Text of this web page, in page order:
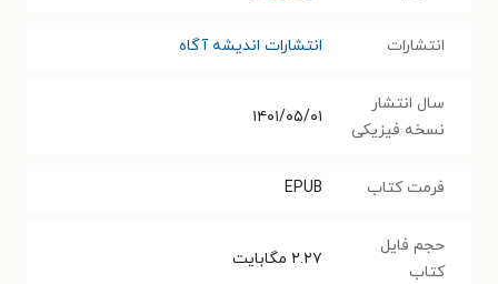
انتشارات انتشارات اندیشه آگاه
سال انتشار
نسخه فیزیکی
۱۴۰۱/۰۵/۰۱
فرمت کتاب EPUB
حجم فایل
کتاب
۲.۲۷ مگابایت